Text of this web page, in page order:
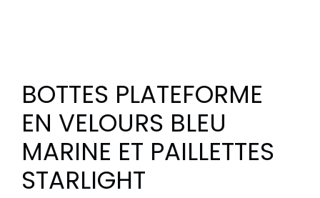
BOTTES PLATEFORME
EN VELOURS BLEU
MARINE ET PAILLETTES
STARLIGHT